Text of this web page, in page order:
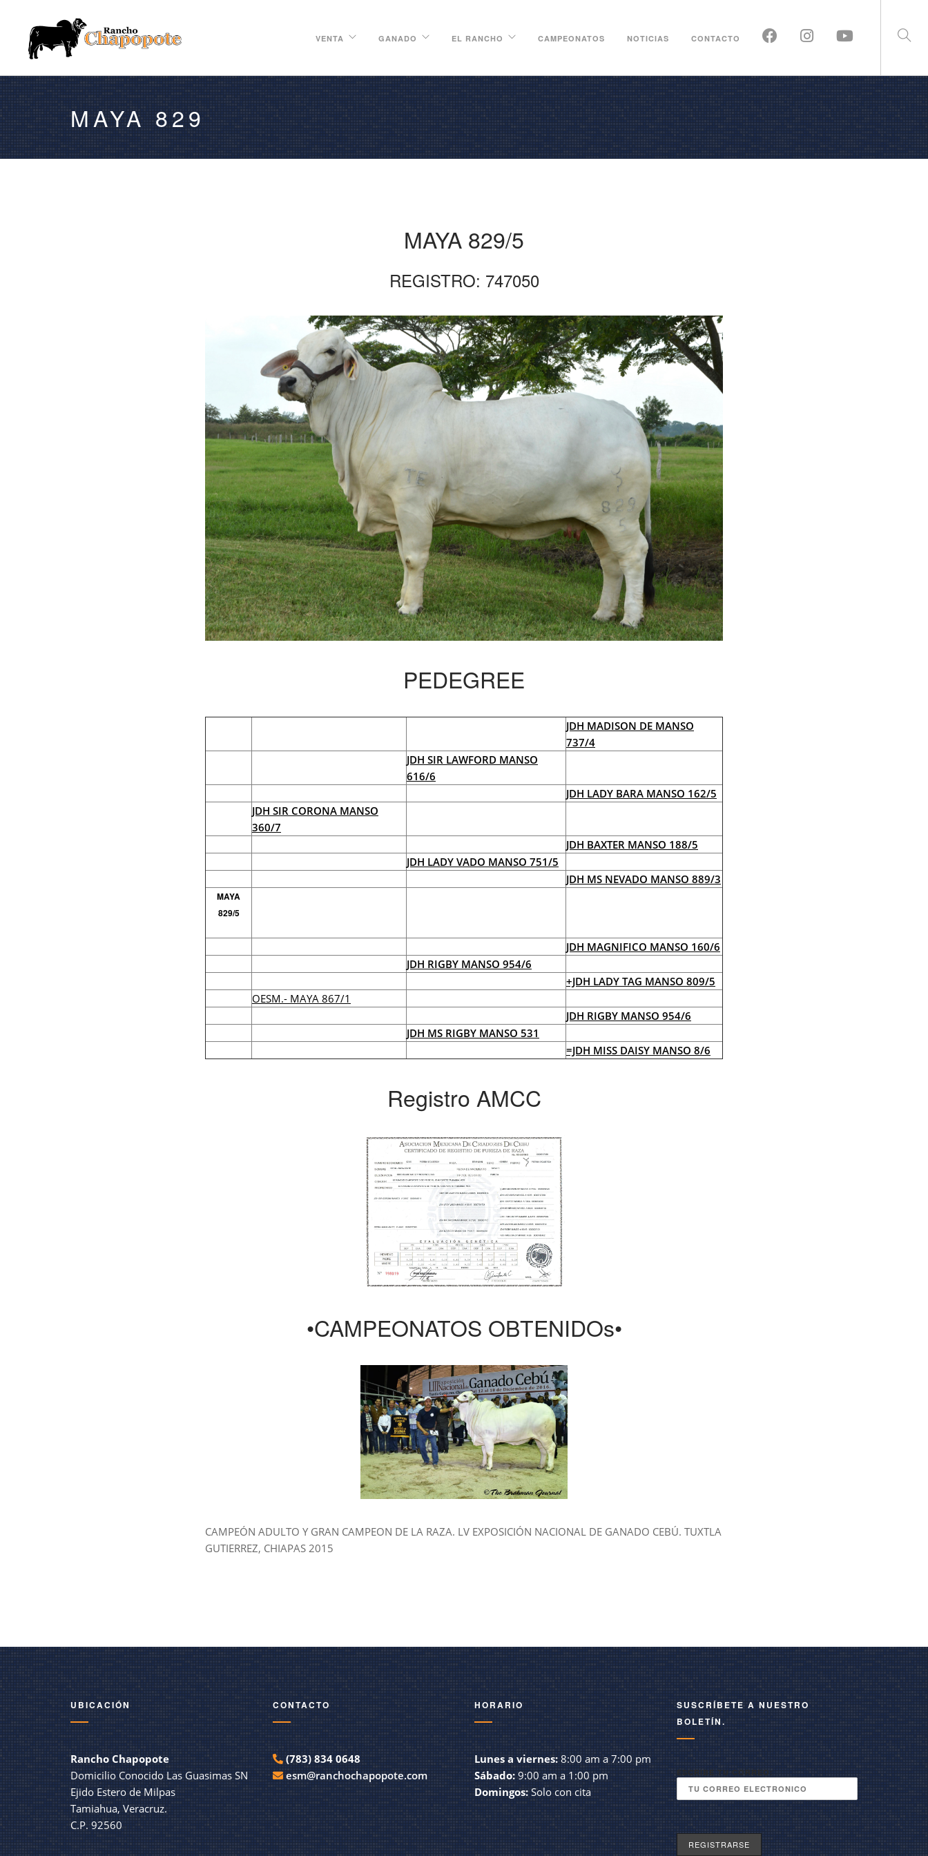
VENTA GANADO EL RANCHO CAMPEONATOS NOTICIAS CONTACTO
MAYA 829
MAYA 829/5
REGISTRO: 747050
PEDEGREE
JDH MADISON DE MANSO
737/4
JDH SIR LAWFORD MANSO
616/6
JDH LADY BARA MANSO 162/5
JDH SIR CORONA MANSO
360/7
JDH BAXTER MANSO 188/5
JDH LADY VADO MANSO 751/5
JDH MS NEVADO MANSO 889/3
MAYA
829/5
JDH MAGNIFICO MANSO 160/6
JDH RIGBY MANSO 954/6
+JDH LADY TAG MANSO 809/5
OESM.- MAYA 867/1
JDH RIGBY MANSO 954/6
JDH MS RIGBY MANSO 531
=JDH MISS DAISY MANSO 8/6
Registro AMCC
•CAMPEONATOS OBTENIDOs•
CAMPEÓN ADULTO Y GRAN CAMPEON DE LA RAZA. LV EXPOSICIÓN NACIONAL DE GANADO CEBÚ. TUXTLA
GUTIERREZ, CHIAPAS 2015
UBICACIÓN
Rancho Chapopote
Domicilio Conocido Las Guasimas SN
Ejido Estero de Milpas
Tamiahua, Veracruz.
C.P. 92560
CONTACTO
(783) 834 0648
esm@ranchochapopote.com
HORARIO
Lunes a viernes: 8:00 am a 7:00 pm
Sábado: 9:00 am a 1:00 pm
Domingos: Solo con cita
SUSCRÍBETE A NUESTRO
BOLETÍN.
ESCRIBE TU CORREO: